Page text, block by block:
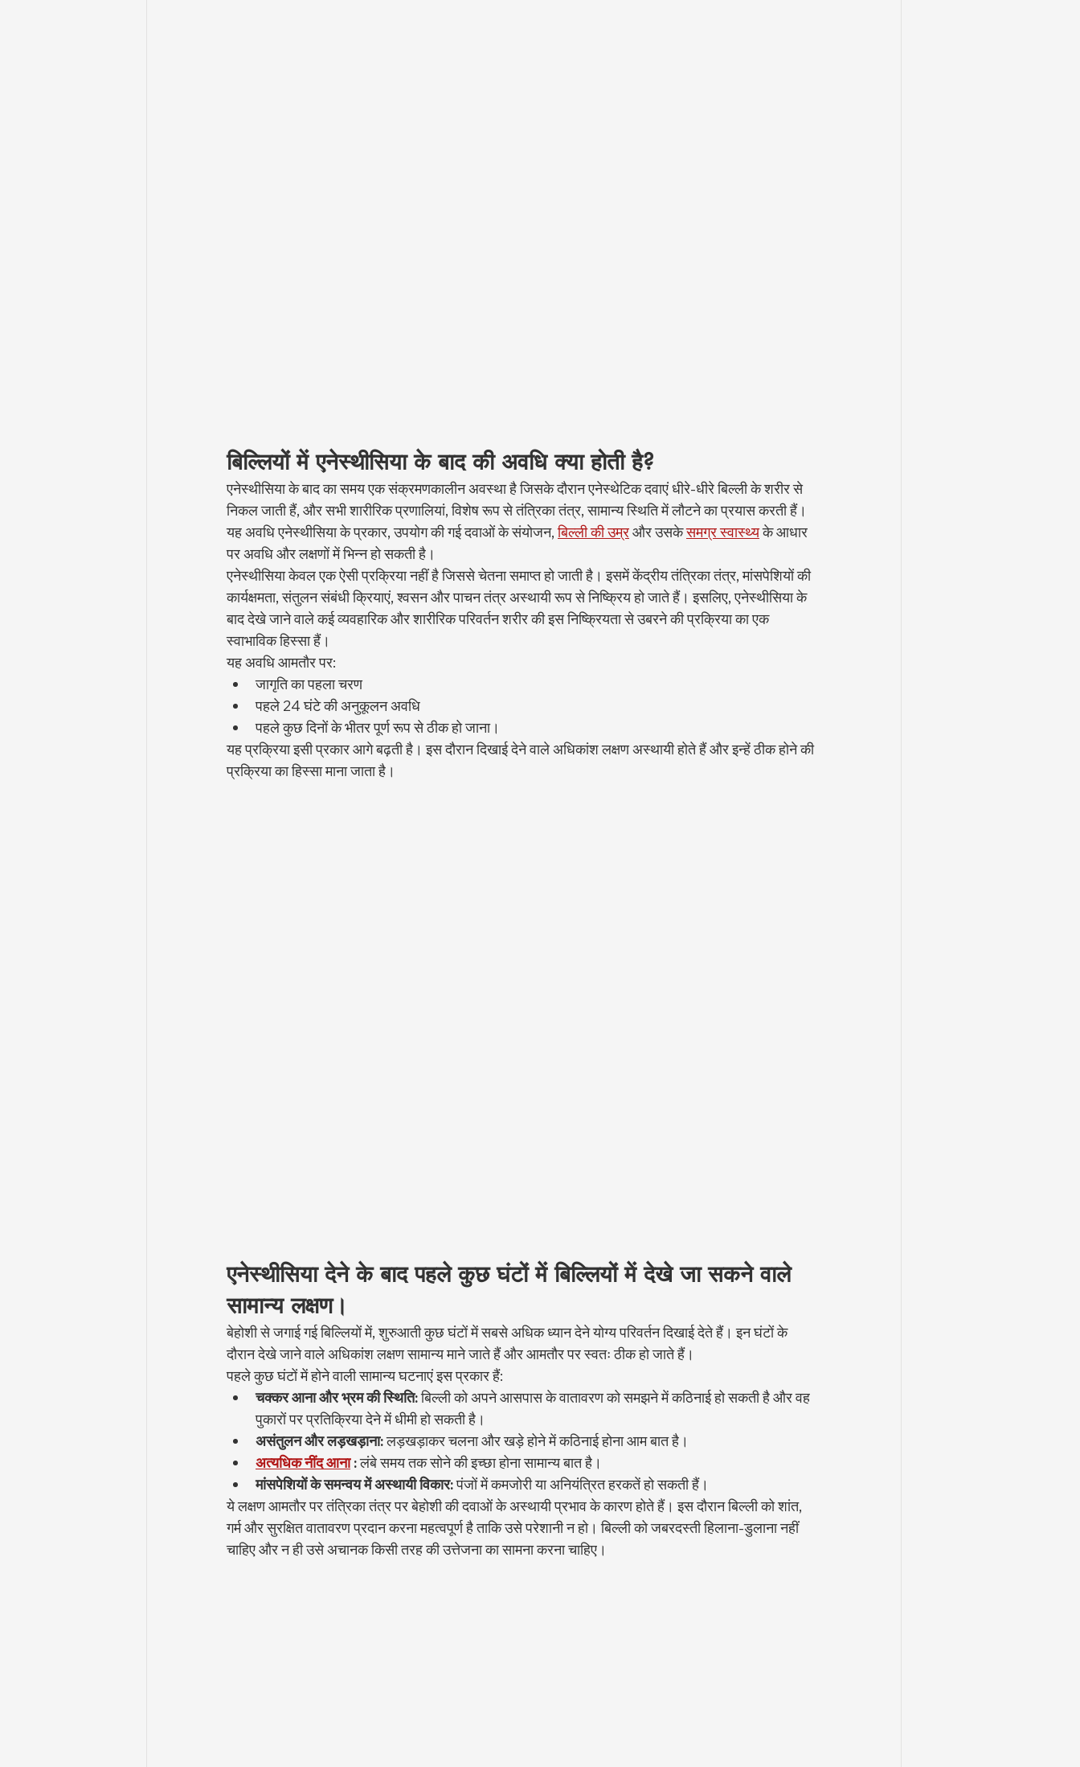
बिल्लियों में एनेस्थीसिया के बाद की अवधि क्या होती है?
एनेस्थीसिया के बाद का समय एक संक्रमणकालीन अवस्था है जिसके दौरान एनेस्थेटिक दवाएं धीरे-धीरे बिल्ली के शरीर से
निकल जाती हैं, और सभी शारीरिक प्रणालियां, विशेष रूप से तंत्रिका तंत्र, सामान्य स्थिति में लौटने का प्रयास करती हैं।
यह अवधि एनेस्थीसिया के प्रकार, उपयोग की गई दवाओं के संयोजन, बिल्ली की उम्र और उसके समग्र स्वास्थ्य के आधार
पर अवधि और लक्षणों में भिन्न हो सकती है।
एनेस्थीसिया केवल एक ऐसी प्रक्रिया नहीं है जिससे चेतना समाप्त हो जाती है। इसमें केंद्रीय तंत्रिका तंत्र, मांसपेशियों की
कार्यक्षमता, संतुलन संबंधी क्रियाएं, श्वसन और पाचन तंत्र अस्थायी रूप से निष्क्रिय हो जाते हैं। इसलिए, एनेस्थीसिया के
बाद देखे जाने वाले कई व्यवहारिक और शारीरिक परिवर्तन शरीर की इस निष्क्रियता से उबरने की प्रक्रिया का एक
स्वाभाविक हिस्सा हैं।
यह अवधि आमतौर पर:
जागृति का पहला चरण
पहले 24 घंटे की अनुकूलन अवधि
पहले कुछ दिनों के भीतर पूर्ण रूप से ठीक हो जाना।
यह प्रक्रिया इसी प्रकार आगे बढ़ती है। इस दौरान दिखाई देने वाले अधिकांश लक्षण अस्थायी होते हैं और इन्हें ठीक होने की
प्रक्रिया का हिस्सा माना जाता है।
एनेस्थीसिया देने के बाद पहले कुछ घंटों में बिल्लियों में देखे जा सकने वाले
सामान्य लक्षण।
बेहोशी से जगाई गई बिल्लियों में, शुरुआती कुछ घंटों में सबसे अधिक ध्यान देने योग्य परिवर्तन दिखाई देते हैं। इन घंटों के
दौरान देखे जाने वाले अधिकांश लक्षण सामान्य माने जाते हैं और आमतौर पर स्वतः ठीक हो जाते हैं।
पहले कुछ घंटों में होने वाली सामान्य घटनाएं इस प्रकार हैं:
चक्कर आना और भ्रम की स्थिति: बिल्ली को अपने आसपास के वातावरण को समझने में कठिनाई हो सकती है और वह
पुकारों पर प्रतिक्रिया देने में धीमी हो सकती है।
असंतुलन और लड़खड़ाना: लड़खड़ाकर चलना और खड़े होने में कठिनाई होना आम बात है।
अत्यधिक नींद आना : लंबे समय तक सोने की इच्छा होना सामान्य बात है।
मांसपेशियों के समन्वय में अस्थायी विकार: पंजों में कमजोरी या अनियंत्रित हरकतें हो सकती हैं।
ये लक्षण आमतौर पर तंत्रिका तंत्र पर बेहोशी की दवाओं के अस्थायी प्रभाव के कारण होते हैं। इस दौरान बिल्ली को शांत,
गर्म और सुरक्षित वातावरण प्रदान करना महत्वपूर्ण है ताकि उसे परेशानी न हो। बिल्ली को जबरदस्ती हिलाना-डुलाना नहीं
चाहिए और न ही उसे अचानक किसी तरह की उत्तेजना का सामना करना चाहिए।